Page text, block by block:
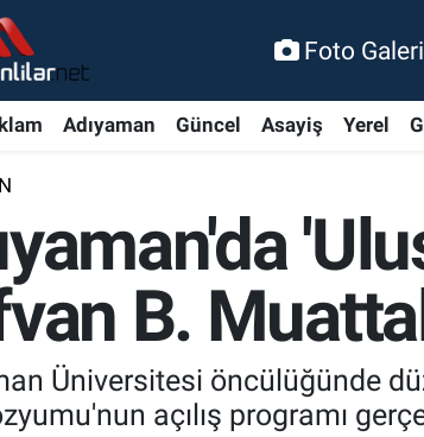
Foto Galeri
Adıyaman Güncel Asayiş Yerel
B.
Üniversitesi öncülüğünde
açılış programı
ve Fikstür